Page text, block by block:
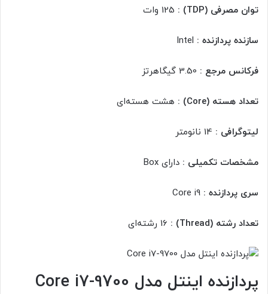
توان مصرفی (TDP) :
سازنده پردازنده :
فرکانس مرجع :
تعداد هسته (Core) : هشت هسته‌ای
لیتوگرافی :
مشخصات تکمیلی : دارای Box
سری پردازنده :
تعداد رشته (Thread) :
پردازنده اینتل مدل Core i7-9700